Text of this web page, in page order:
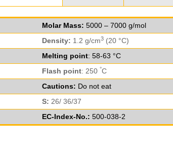
Molar Mass: 5000 – 7000 g/mol
Density: 1.2 g/cm3 (20 °C)
Melting point: 58-63 °C
Flash point: 250 °C
Cautions: Do not eat
S: 26/ 36/37
EC-Index-No.: 500-038-2